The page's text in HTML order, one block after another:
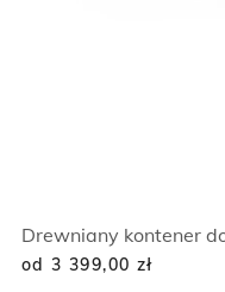
Drewniany kontener
od 3 399,00 zł